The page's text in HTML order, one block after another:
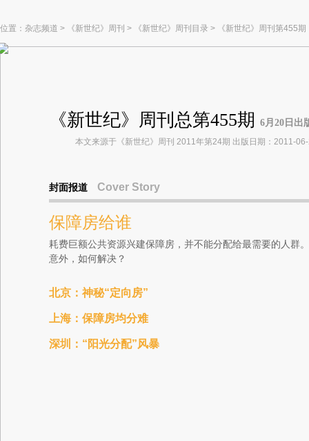
位置： 杂志频道 > 《新世纪》周刊 > 《新世纪》周刊目录 > 《新世纪》周刊第455期
《新世纪》周刊总第455期 6月20日出
本文来源于《新世纪》周刊 2011年第24期 出版日期：2011-
封面报道 Cover Story
保障房给谁
耗费巨额公共资源兴建保障房，并不能分配给最需要的人群
意外，如何解决？
北京：神秘“定向房”
上海：保障房均分难
深圳：“阳光分配”风暴